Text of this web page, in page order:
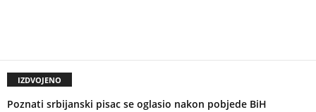
IZDVOJENO
Poznati srbijanski pisac se oglasio nakon pobjede BiH